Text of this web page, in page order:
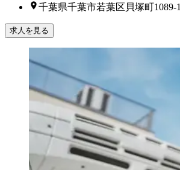
千葉県千葉市若葉区貝塚町1089-1
求人を見る